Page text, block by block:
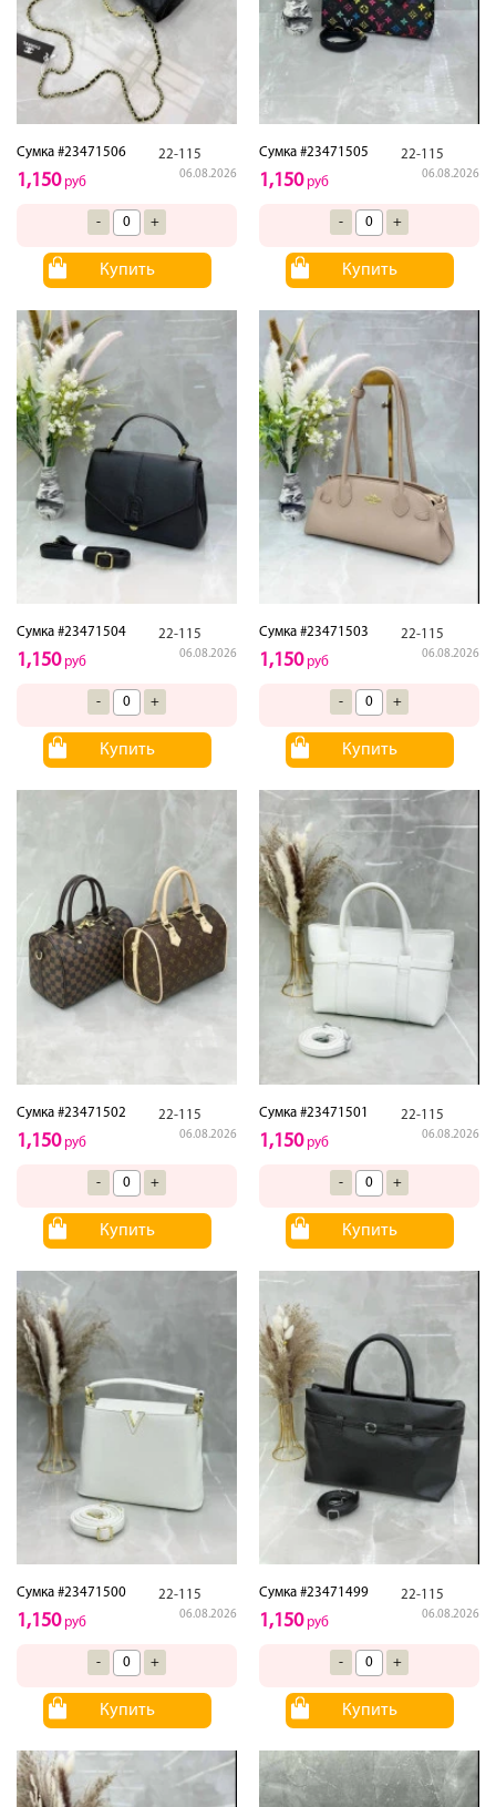
Сумка #23471506 22-115
06.08.2026
1,150руб
- +
Купить
Сумка #23471505 22-115
06.08.2026
1,150руб
- +
Купить
Сумка #23471504 22-115
06.08.2026
1,150руб
- +
Купить
Сумка #23471503 22-115
06.08.2026
1,150руб
- +
Купить
Сумка #23471502 22-115
06.08.2026
1,150руб
- +
Купить
Сумка #23471501 22-115
06.08.2026
1,150руб
- +
Купить
Сумка #23471500 22-115
06.08.2026
1,150руб
- +
Купить
Сумка #23471499 22-115
06.08.2026
1,150руб
- +
Купить